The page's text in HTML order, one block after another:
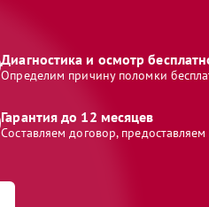
Диагностика и осмотр
Определим причину поломки
Гарантия до 12 месяцев
Составляем договор,